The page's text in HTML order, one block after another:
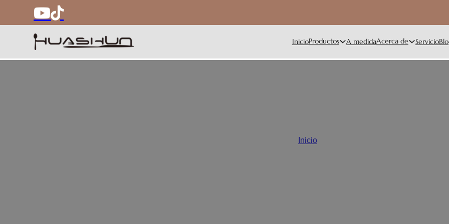
InicioProductos A medidaAcerca de Servicio
Inicio